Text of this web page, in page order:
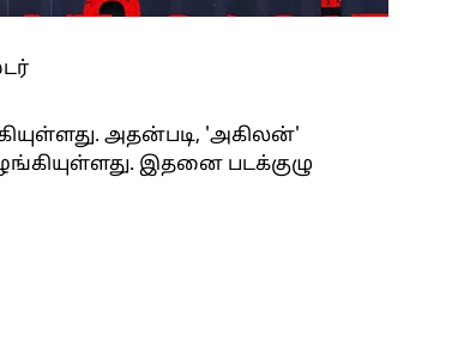
அதன்படி, 'அகிலன்'
இதனை படக்குழு